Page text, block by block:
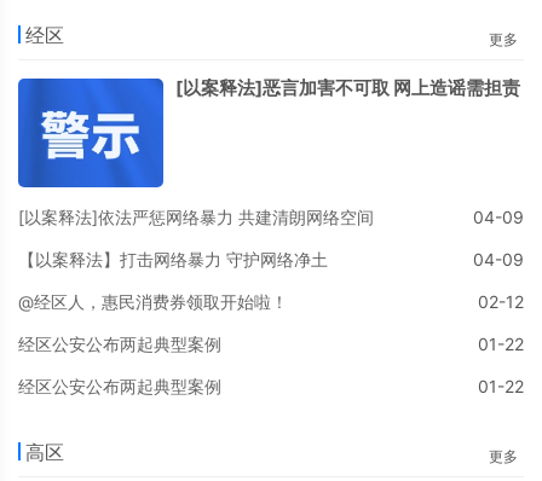
经区 更多
[以案释法]恶言加害不可取 网上造谣需担责
[以案释法]依法严惩网络暴力 共建清朗网络空间 04-09
【以案释法】打击网络暴力 守护网络净土 04-09
@经区人，惠民消费券领取开始啦！ 02-12
经区公安公布两起典型案例 01-22
经区公安公布两起典型案例 01-22
高区 更多